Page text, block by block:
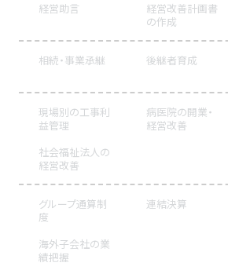
経営助言
経営改善計画書
の作成
相続・事業承継 後継者育成
現場別の工事利
益管理
病医院の開業・
経営改善
社会福祉法人の
経営改善
グループ通算制
度
連結決算
海外子会社の業
績把握